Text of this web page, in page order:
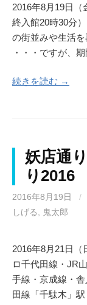
2016年8月19日（
終入館20時30分
の街並みや生活を
・・・ですが、
続きを読む →
妖店通
り2016
2016年8月19日 /
しげる
鬼太郎
2016年8月21日（
ロ千代田線・JR
手線・京成線・
田線「千駄木」